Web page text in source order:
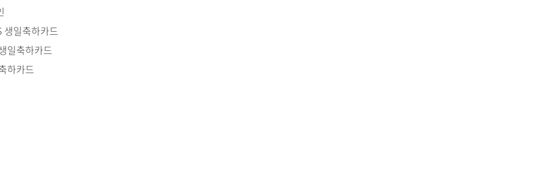
생일축하카드
일축하카드
하카드